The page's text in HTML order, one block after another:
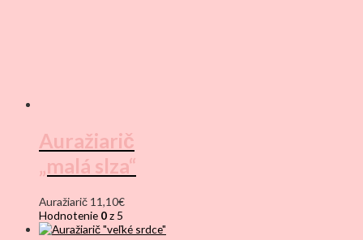
Auražiarič
„malá slza“
Auražiarič 11,10€
Hodnotenie 0z 5